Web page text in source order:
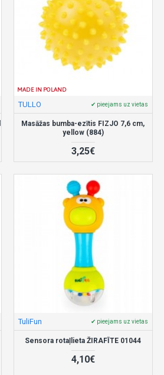
MADE IN POLAND
TULLO ✔ pieejams uz vietas
Masāžas bumba-ezītis FIZJO 7,6 cm,
yellow (884)
3,25€
TuliFun ✔ pieejams uz vietas
Sensora rotaļlieta ŽIRAFĪTE 01044
4,10€